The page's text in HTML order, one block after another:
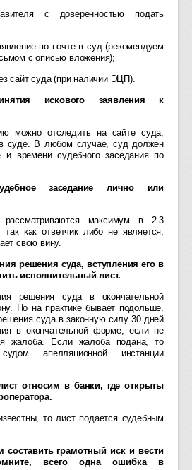
с доверенностью подать
по почте в суд (рекомендуем
с описью вложения);
сайт суда (при наличии ЭЦП).
искового заявления к
можно отследить на сайте суда,
в суде. В любом случае, суд должен
и времени судебного заседания по
заседание лично или
максимум в 2-3
как ответчик либо не является,
свою вину.
решения суда, вступления его в
исполнительный лист.
решения суда в окончательной
Но на практике бывает подольше.
суда в законную силу 30 дней
в окончательной форме, если не
жалоба. Если жалоба подана, то
апелляционной инстанции
относим в банки, где открыты
то лист подается судебным
грамотный иск и вести
всего одна ошибка в